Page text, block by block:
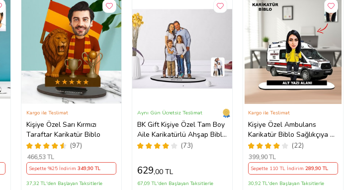
Kişiye Özel Sarı Kırmızı
Taraftar Karikatür Biblo
(97)
Kargo ile Teslimat
466,53 TL
Sepette %25 İndirim 349,90 TL
37,32 TL'den Başlayan Taksitlerle
BK Gift Kişiye Özel Tam Boy
Aile Karikatürlü Ahşap Biblo
Model-1 (Beyaz)
(73)
Aynı Gün Ücretsiz Teslimat
629,00 TL
67,09 TL'den Başlayan Taksitlerle
Kişiye Özel Ambulans
Karikatür Biblo Sağlıkçıya En
Anlamlı Hediye, ATT
teknisyeni hediyesi
(22)
Kargo ile Teslimat
399,90 TL
Sepette 110 TL İndirim289,90 TL
30,92 TL'den Başlayan Taksitlerle